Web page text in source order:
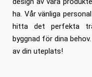
ha. Vår vänliga
hitta det perfekta
byggnad för dina
av din uteplats!